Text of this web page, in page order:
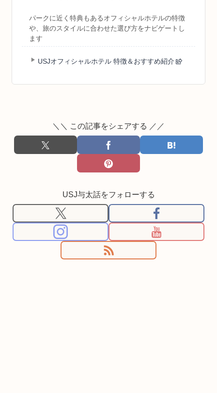
パークに近く特典もあるオフィシャルホテルの特徴
や、旅のスタイルに合わせた選び方をナビゲートし
ます
USJオフィシャルホテル 特徴＆おすすめ紹介
＼＼ この記事をシェアする ／／
USJ与太話をフォローする